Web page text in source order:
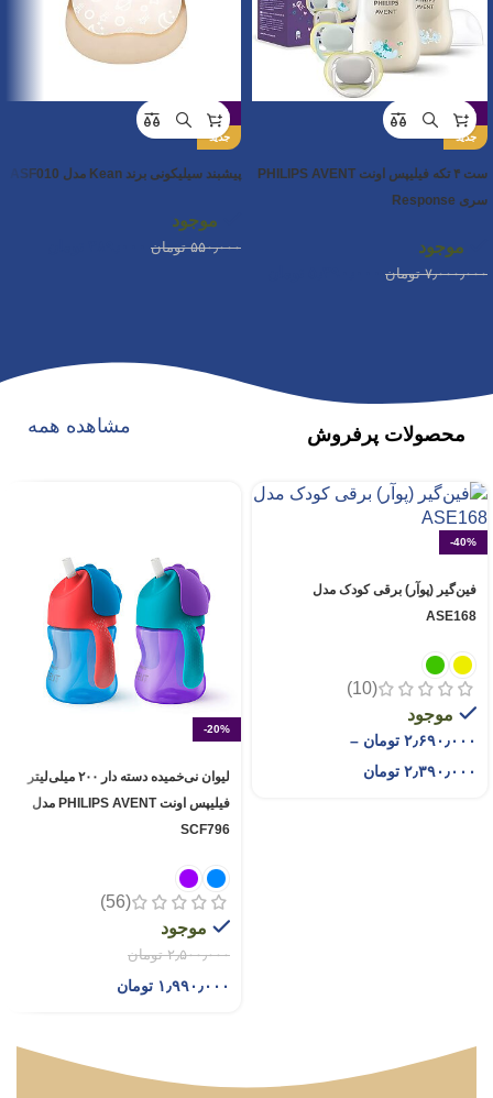
-23%
جدید
ست ۴ تکه فیلیپس اونت PHILIPS AVENT
سری Response
موجود
۷٫۰۰۰٫۰۰۰ تومان
-29%
جدید
پیشبند سیلیکونی برند Kean مدل ASF010
موجود
۵۵۰٫۰۰۰ تومان
مشاهده همه محصولات پرفروش
-40%
فین‌گیر (پوآر) برقی کودک مدل
ASE168
(10)
موجود
۲٫۶۹۰٫۰۰۰ تومان –
۲٫۳۹۰٫۰۰۰ تومان
-20%
لیوان نی‌خمیده دسته دار ۲۰۰ میلی‌لیتر
فیلیپس اونت PHILIPS AVENT مدل
SCF796
(56)
موجود
۲٫۵۰۰٫۰۰۰ تومان
۱٫۹۹۰٫۰۰۰ تومان